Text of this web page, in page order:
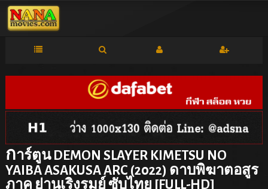
การ์ตูน DEMON SLAYER KIMETSU NO
YAIBA ASAKUSA ARC (2022) ดาบพิฆาตอสูร
ภาค ย่านเริงรมย์ ซับไทย [FULL-HD]